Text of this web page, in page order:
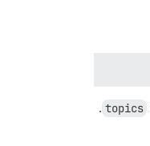
topics
.